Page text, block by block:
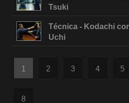
Tsuki
Técnica - Kodachi
Uchi
1 2 3 4 5
8